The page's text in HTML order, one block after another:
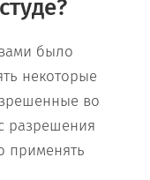
было
некоторые
во
разрешения
применять